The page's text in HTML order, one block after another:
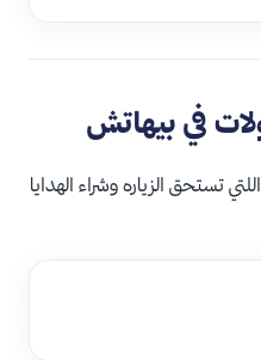
في بيهاتش
تستحق الزياره وشراء الهدايا